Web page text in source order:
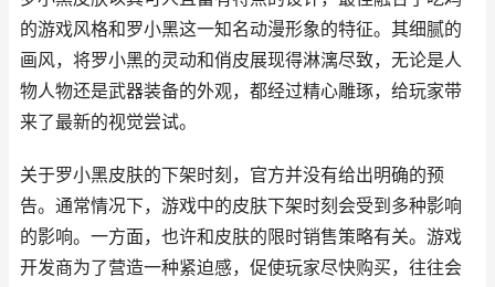
的游戏风格和罗小黑这一知名动漫形象的特征。其细腻的
画风，将罗小黑的灵动和俏皮展现得淋漓尽致，无论是人
物人物还是武器装备的外观，都经过精心雕琢，给玩家带
来了最新的视觉尝试。
关于罗小黑皮肤的下架时刻，官方并没有给出明确的预
告。通常情况下，游戏中的皮肤下架时刻会受到多种影响
的影响。一方面，也许和皮肤的限时销售策略有关。游戏
开发商为了营造一种紧迫感，促使玩家尽快购买，往往会